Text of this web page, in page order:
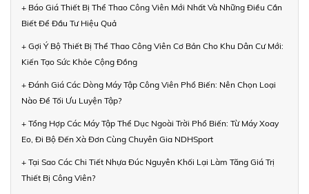
+ Báo Giá Thiết Bị Thể Thao Công Viên Mới Nhất Và Những Điều Cần
Biết Để Đầu Tư Hiệu Quả
+ Gợi Ý Bộ Thiết Bị Thể Thao Công Viên Cơ Bản Cho Khu Dân Cư Mới:
Kiến Tạo Sức Khỏe Cộng Đồng
+ Đánh Giá Các Dòng Máy Tập Công Viên Phổ Biến: Nên Chọn Loại
Nào Để Tối Ưu Luyện Tập?
+ Tổng Hợp Các Máy Tập Thể Dục Ngoài Trời Phổ Biến: Từ Máy Xoay
Eo, Đi Bộ Đến Xà Đơn Cùng Chuyên Gia NDHSport
+ Tại Sao Các Chi Tiết Nhựa Đúc Nguyên Khối Lại Làm Tăng Giá Trị
Thiết Bị Công Viên?